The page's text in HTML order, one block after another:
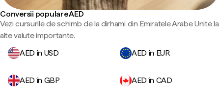
Conversii populare AED
Vezi cursurile de schimb de la dirhami din Emiratele Arabe Unite la
alte valute importante.
AED în USD
AED în EUR
AED în GBP AED în CAD